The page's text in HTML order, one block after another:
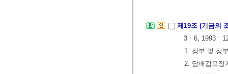
제19조 (기금의
3ㆍ6, 1993ㆍ
1. 정부 및 정
2. 담배갑포장